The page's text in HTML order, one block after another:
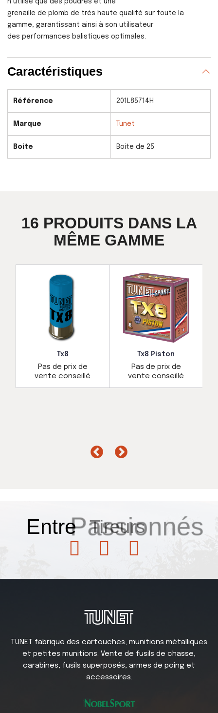
n’utilise que des poudres et une
grenaille de plomb de très haute qualité sur toute la
gamme, garantissant ainsi à son utilisateur
des performances balistiques optimales.
Caractéristiques
Référence 201L85714H
Marque Tunet
Boite Boite de 25
16 PRODUITS DANS LA
MÊME GAMME
Tx8
Pas de prix de
vente conseillé
Tx8 Piston
Pas de prix de
vente conseillé
EntrePassionnés
TUNET fabrique des cartouches, munitions métalliques
et petites munitions. Vente de fusils de chasse,
carabines, fusils superposés, armes de poing et
accessoires.